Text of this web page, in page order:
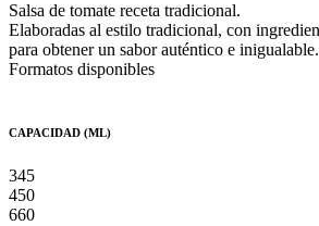
Salsa de tomate receta tradicional.
Elaboradas al estilo tradicional, con
para obtener un sabor auténtico e inigualable.
Formatos disponibles
CAPACIDAD (ML)
345
450
660